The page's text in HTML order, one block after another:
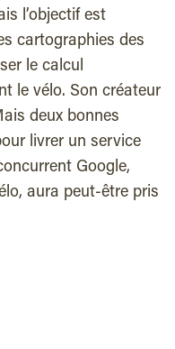
l’objectif est
cartographies des
le calcul
le vélo. Son créateur
deux bonnes
livrer un service
Google,
aura peut-être pris